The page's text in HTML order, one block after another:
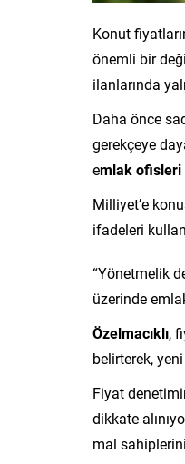
Konut
önemli bir
ilanlarında
Daha önce
gerekçeye
emlak ofisleri
Milliyet’e
ifadeleri
“Yönetmelik
üzerinde
Özelmacıklı,
belirterek,
Fiyat
dikkate
mal